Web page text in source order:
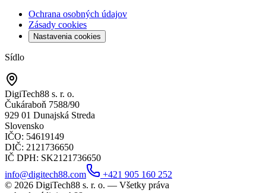
Ochrana osobných údajov
Zásady cookies
Nastavenia cookies
Sídlo
DigiTech88 s. r. o.
Čukáraboň 7588/90
929 01 Dunajská Streda
Slovensko
IČO: 54619149
DIČ: 2121736650
IČ DPH: SK2121736650
info@digitech88.com
+421 905 160 252
© 2026 DigiTech88 s. r. o. — Všetky práva